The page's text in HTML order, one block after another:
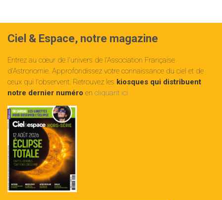
Ciel & Espace, notre magazine
Entrez au cœur de l'univers de l'Association Française
d'Astronomie. Approfondissez votre connaissance du ciel et de
ceux qui l'observent. Retrouvez les kiosques qui distribuent
notre dernier numéro en cliquant ici